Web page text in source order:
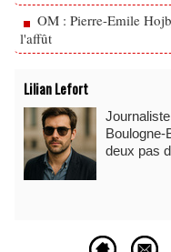
OM : Pierre-Emile
l'affût
Lilian Lefort
deux pas